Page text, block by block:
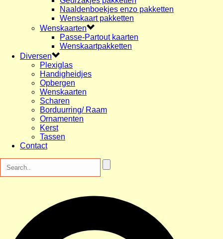
Naaldenboekjes enzo pakketten
Wenskaart pakketten
Wenskaarten
Passe-Partout kaarten
Wenskaartpakketten
Diversen
Plexiglas
Handigheidjes
Opbergen
Wenskaarten
Scharen
Borduurring/ Raam
Ornamenten
Kerst
Tassen
Contact